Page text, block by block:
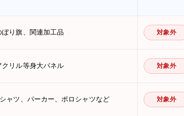
ぼり旗、関連加工品 対象外
クリル等身大パネル 対象外
ャツ、パーカー、ポロシャツなど 対象外